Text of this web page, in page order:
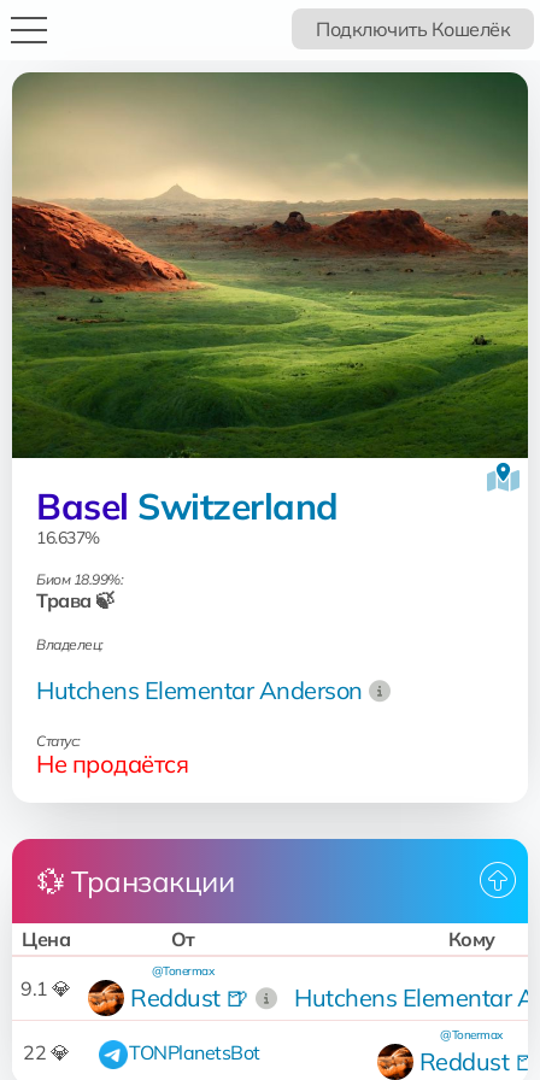
Подключить Кошелёк
Basel Switzerland
16.637%
Биом 18.99%:
Трава 🍃
Владелец:
Hutchens Elementar Anderson
Статус:
Не продаётся
💱 Транзакции
Цена От Кому
9.1 💎 Reddust 🍺
@Tonermax
Hutchens Elementar
22 💎 TONPlanetsBot Reddust 🍺
@Tonermax